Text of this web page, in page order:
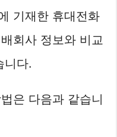
기재한 휴대전화
회사 정보와 비교
니다.
은 다음과 같습니